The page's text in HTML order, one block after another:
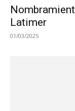
Latimer
01/03/2025